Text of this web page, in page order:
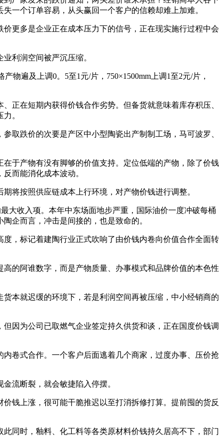
一个订单容易，从头赢回一个客户的信赖却难上加难。
更多是企业正在成本压力下的信号，正在现实施行过程中会
利润空间被严沉压缩。
遍及上调0。5至1元/片，750×1500mm上调1至2元/片，
在短期内获得价钱合作劣势。但备货就意味着库存积压、
。
跌价的次要是产区中小型陶瓷出产制制工场，马可波罗、
于产物有没有脚够的价值支持。定位低端的产物，除了价钱
而能消化成本波动。
按照供应链成本上行环境，对产物价钱进行调整。
收入项。本年中东场面地步严重，国际油价一度冲破每桶
企而言，冲击是间接的，也是致命的。
，标记着建陶行业正式吹响了由价钱内卷向价值合作全面转
的阿谁数字，而是产物质量、办事模式和品牌价值的本色性
本就迟缓的环境下，若是利润空间再被压缩，中小经销商的
为公司已取燃气企业签定持久供货和谈，正在国度价钱调
卷式合作。一个客户后面逃着几个商家，过度办事、压价抢
流断裂，就会敏捷陷入停摆。
上涨，很可能干脆推迟以至打消拆修打算。提前囤的货反
同时，釉料、化工料等各类原材料价钱持久居高不下，部门